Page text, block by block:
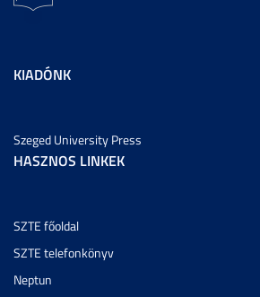
KIADÓNK
Szeged University Press
HASZNOS LINKEK
SZTE főoldal
SZTE telefonkönyv
Neptun